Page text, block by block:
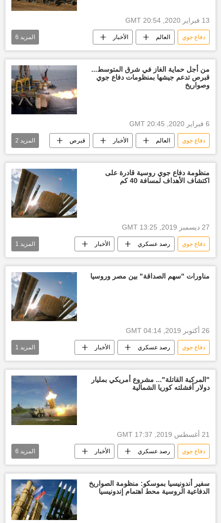
13 فبراير 2020, 20:54 GMT
دفاع جوي العالم الأخبار
أخبار الهند اليوم نظام دفاع جوي
كشمير إقليم كشمير
الولايات المتحدة الأمريكية باكستان
المزيد 6
من أجل حماية الغاز في شرق المتوسط...
قبرص تدعم جيشها بمنظومات دفاع جوي
وصواريخ
6 فبراير 2020, 20:45 GMT
دفاع جوي العالم الأخبار قبرص
الجيش القبرصي الجيش الفرنسي
المزيد 2
منظومة دفاع جوي روسية قادرة على
اكتشاف الأهداف لمسافة 40 كم
27 ديسمبر 2019, 13:25 GMT
دفاع جوي رصد عسكري الأخبار
روسيا
المزيد 1
مناورات "سهم الصداقة" بين مصر وروسيا
26 أكتوبر 2019, 04:14 GMT
دفاع جوي رصد عسكري الأخبار
منظومات دفاع جوي
المزيد 1
"المركبة القاتلة"... مشروع أمريكي بمليار
دولار أفشلته كوريا الشمالية
21 أغسطس 2019, 17:37 GMT
دفاع جوي رصد عسكري الأخبار
العالم نظام دفاع جوي
منظومات دفاع جوي درع صاروخي
الولايات المتحدة الأمريكية البنتاغون الأمريكي
المزيد 6
سفير أندونيسيا بموسكو: منظومة الصواريخ
الدفاعية الروسية محط اهتمام إندونيسيا